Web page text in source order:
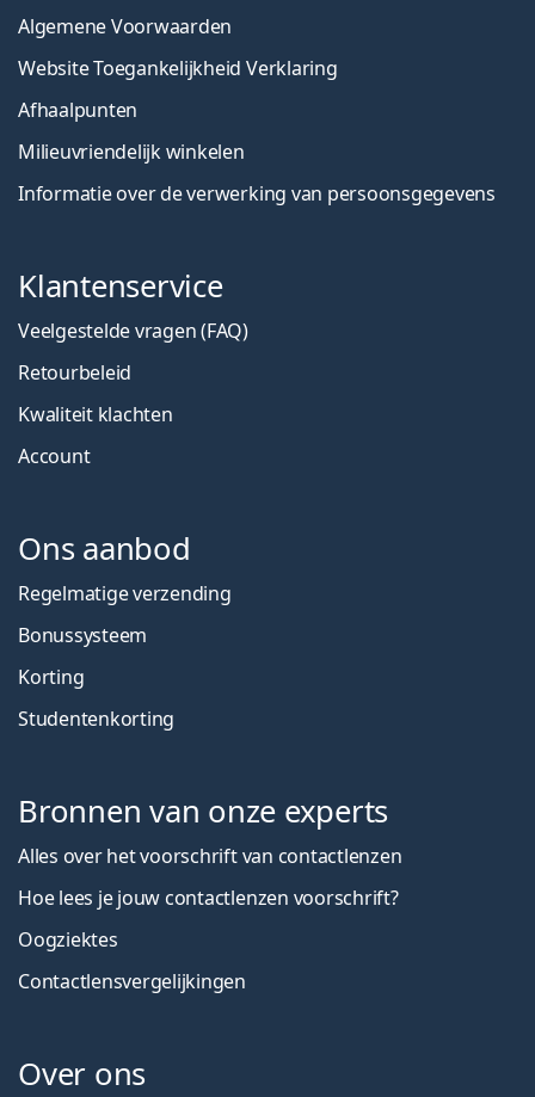
Algemene Voorwaarden
Website Toegankelijkheid Verklaring
Afhaalpunten
Milieuvriendelijk winkelen
Informatie over de verwerking van persoonsgegevens
Klantenservice
Veelgestelde vragen (FAQ)
Retourbeleid
Kwaliteit klachten
Account
Ons aanbod
Regelmatige verzending
Bonussysteem
Korting
Studentenkorting
Bronnen van onze experts
Alles over het voorschrift van contactlenzen
Hoe lees je jouw contactlenzen voorschrift?
Oogziektes
Contactlensvergelijkingen
Over ons